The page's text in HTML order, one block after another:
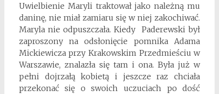
Uwielbienie Maryli traktował jako należną mu
daninę, nie miał zamiaru się w niej zakochiwać.
Maryla nie odpuszczała. Kiedy Paderewski był
zaproszony na odsłonięcie pomnika Adama
Mickiewicza przy Krakowskim Przedmieściu w
Warszawie, znalazła się tam i ona. Była już w
pełni dojrzałą kobietą i jeszcze raz chciała
przekonać się o swoich uczuciach po dość